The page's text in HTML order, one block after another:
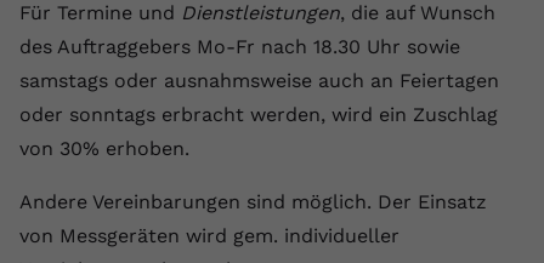
Für Termine und Dienstleistungen, die auf Wunsch
des Auftraggebers Mo-Fr nach 18.30 Uhr sowie
samstags oder ausnahmsweise auch an Feiertagen
oder sonntags erbracht werden, wird ein Zuschlag
von 30% erhoben.
Andere Vereinbarungen sind möglich. Der Einsatz
von Messgeräten wird gem. individueller